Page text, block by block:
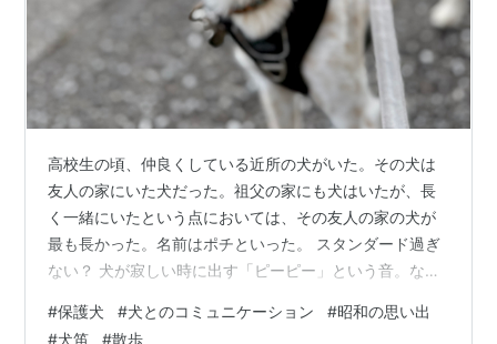
高校生の頃、仲良くしている近所の犬がいた。その犬は
友人の家にいた犬だった。祖父の家にも犬はいたが、長
く一緒にいたという点においては、その友人の家の犬が
最も長かった。名前はポチといった。 スタンダード過ぎ
ない？ 犬が寂しい時に出す「ピーピー」という音。なか
とか、そのように思っているのではないかという雰囲気
#保護犬 #犬とのコミュニケーション #昭和の思い出
#犬笛 #散歩